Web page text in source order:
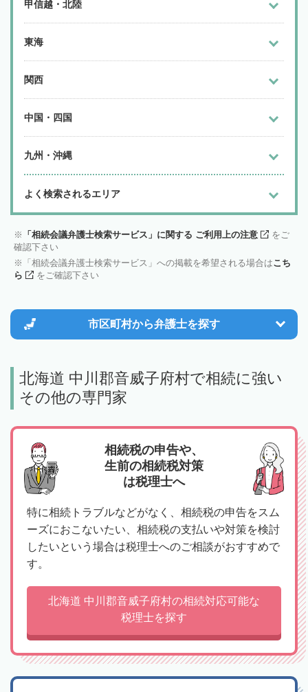
甲信越・北陸
東海
関西
中国・四国
九州・沖縄
よく検索されるエリア
「相続会議弁護士検索サービス」に関する ご利用上の注意
をご
確認下さい
「相続会議弁護士検索サービス」への掲載を希望される場合はこち
ら
をご確認下さい
市区町村から弁護士を探す
北海道 中川郡音威子府村で相続に強い
その他の専門家
相続税の申告や、
生前の相続税対策
は税理士へ
特に相続トラブルなどがなく、相続税の申告をスム
ーズにおこないたい、相続税の支払いや対策を検討
したいという場合は税理士へのご相談がおすすめで
す。
北海道 中川郡音威子府村の相続対応可能な
税理士を探す